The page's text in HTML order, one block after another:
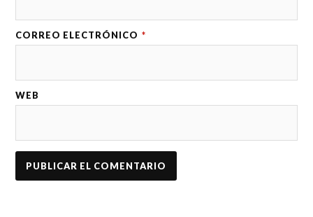
CORREO ELECTRÓNICO *
WEB